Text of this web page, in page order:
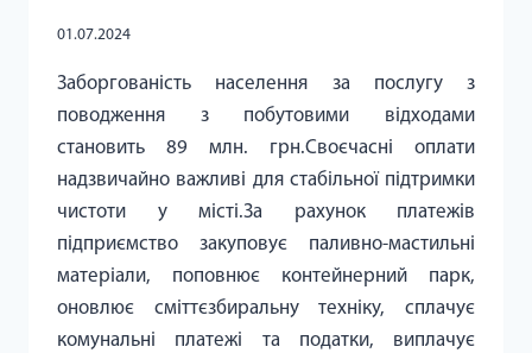
01.07.2024
Заборгованість населення за послугу з
поводження з побутовими відходами
становить 89 млн. грн.Своєчасні оплати
надзвичайно важливі для стабільної підтримки
чистоти у місті.За рахунок платежів
підприємство закуповує паливно-мастильні
матеріали, поповнює контейнерний парк,
оновлює сміттєзбиральну техніку, сплачує
комунальні платежі та податки, виплачує